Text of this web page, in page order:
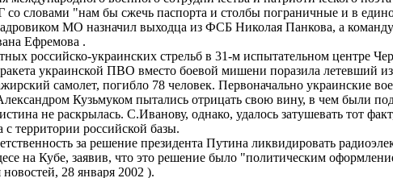
словами "нам бы сжечь паспорта и столбы пограничные и в
МО назначил выходца из ФСБ Николая Панкова, а
Ефремова .
российско-украинских стрельб в 31-м испытательном центре
украинской ПВО вместо боевой мишени поразила летевший
самолет, погибло 78 человек. Первоначально украинские
Кузьмуком пытались отрицать свою вину, в чем были
не раскрылась. С.Иванову, однако, удалось затушевать тот
с территории российской базы.
за решение президента Путина ликвидировать
на Кубе, заявив, что это решение было "политическим
новостей, 28 января 2002 ).